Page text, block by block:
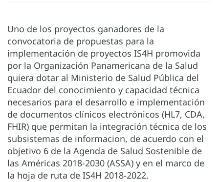
Uno de los proyectos ganadores de la
convocatoria de propuestas para la
implementación de proyectos IS4H promovida
por la Organización Panamericana de la Salud
quiera dotar al Ministerio de Salud Pública del
Ecuador del conocimiento y capacidad técnica
necesarios para el desarrollo e implementación
de documentos clínicos electrónicos (HL7, CDA,
FHIR) que permitan la integración técnica de los
subsistemas de informacion, de acuerdo con el
objetivo 6 de la Agenda de Salud Sostenible de
las Américas 2018-2030 (ASSA) y en el marco de
la hoja de ruta de IS4H 2018-2022.